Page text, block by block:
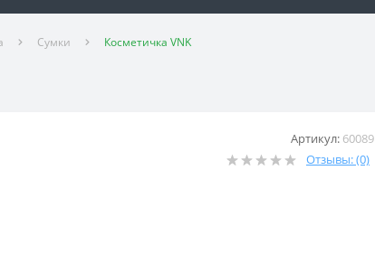
Сумки Косметичка VNK
Артикул: 60089
Отзывы: (0)